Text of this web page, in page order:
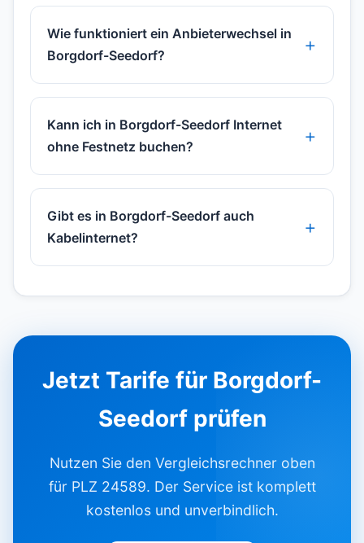
Wie funktioniert ein Anbieterwechsel in
Borgdorf-Seedorf?
Kann ich in Borgdorf-Seedorf Internet
ohne Festnetz buchen?
Gibt es in Borgdorf-Seedorf auch
Kabelinternet?
Jetzt Tarife für Borgdorf-
Seedorf prüfen
Nutzen Sie den Vergleichsrechner oben
für PLZ 24589. Der Service ist komplett
kostenlos und unverbindlich.